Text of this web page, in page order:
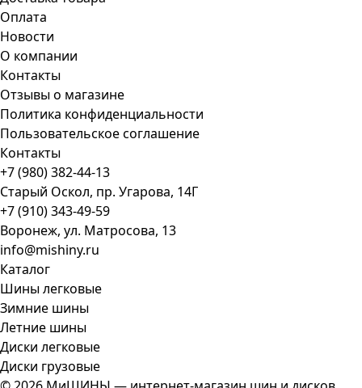
Оплата
Новости
О компании
Контакты
Отзывы о магазине
Политика конфиденциальности
Пользовательское соглашение
Контакты
+7 (980) 382-44-13
Старый Оскол, пр. Угарова, 14Г
+7 (910) 343-49-59
Воронеж, ул. Матросова, 13
info@mishiny.ru
Каталог
Шины легковые
Зимние шины
Летние шины
Диски легковые
Диски грузовые